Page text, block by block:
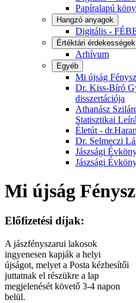
Papíralapú
Hangzó anyagok
Digitális -
Értéktári érdekességek
Arhívum
Egyéb
Mi újság
Dr. Kiss-Bíró
disszertációja
Athanász
Statisztikai
Életút -
Dr. Selmeczi
Jászsági
Jászsági
Mi újság
Előfizetési díjak:
A jászfényszarui lakosok
ingyenesen kapják a helyi
újságot, melyet a Posta kézbesítői
juttatnak el részükre a lap
megjelenését követő 3-4 napon
belül.